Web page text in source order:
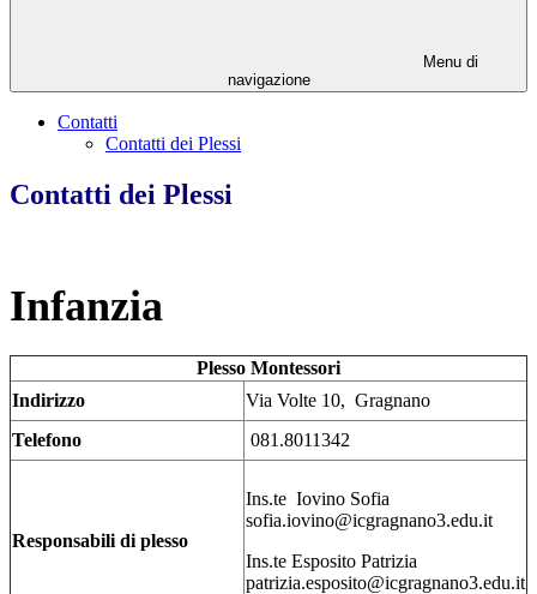
Menu di
navigazione
Contatti
Contatti dei Plessi
Contatti dei Plessi
Infanzia
Plesso Montessori
Indirizzo
Via Volte 10, Gragnano
Telefono
081.8011342
Responsabili di plesso
Ins.te Iovino Sofia
sofia.iovino@icgragnano3.edu.it
Ins.te Esposito Patrizia
patrizia.esposito@icgragnano3.edu.it